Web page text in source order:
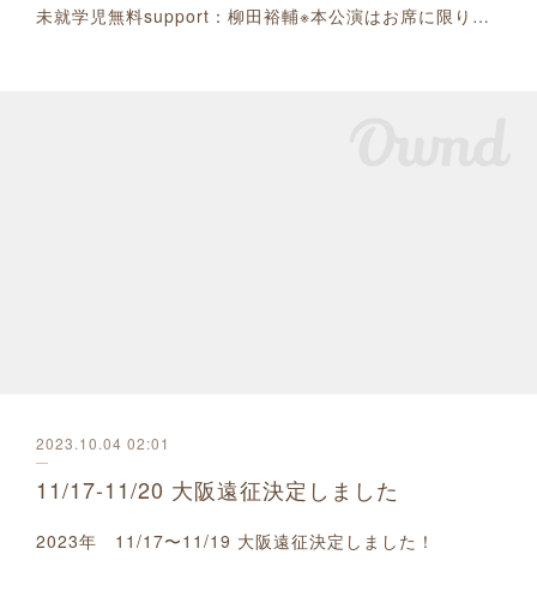
未就学児無料support：柳田裕輔※本公演はお席に限り…
2023.10.04 02:01
11/17-11/20 大阪遠征決定しました
2023年 11/17〜11/19 大阪遠征決定しました！